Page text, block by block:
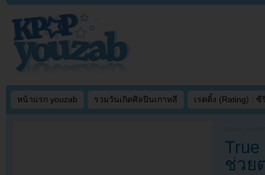
หน้าแรก youzab รวมวันเกิดศิลปินเกาหลี เรตติ้ง (Rating) : ซี
ช่วย